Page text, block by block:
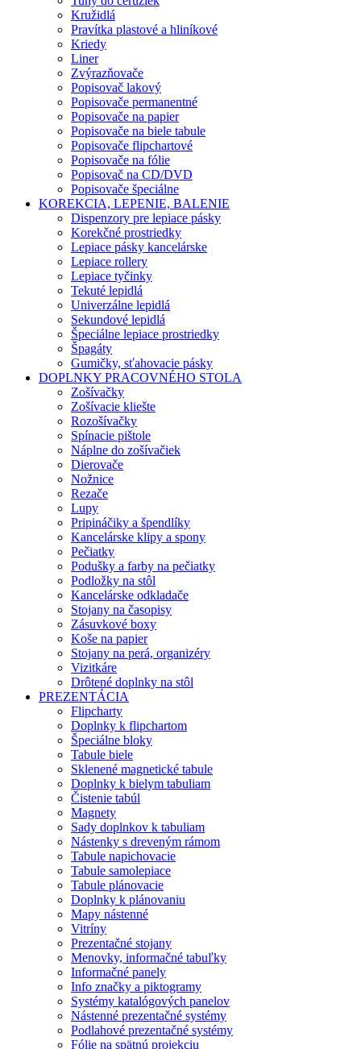
Kružidlá
Pravítka plastové a hliníkové
Kriedy
Liner
Zvýrazňovače
Popisovač lakový
Popisovače permanentné
Popisovače na papier
Popisovače na biele tabule
Popisovače flipchartové
Popisovače na fólie
Popisovač na CD/DVD
Popisovače špeciálne
KOREKCIA, LEPENIE, BALENIE
Dispenzory pre lepiace pásky
Korekčné prostriedky
Lepiace pásky kancelárske
Lepiace rollery
Lepiace tyčinky
Tekuté lepidlá
Univerzálne lepidlá
Sekundové lepidlá
Špeciálne lepiace prostriedky
Špagáty
Gumičky, sťahovacie pásky
DOPLNKY PRACOVNÉHO STOLA
Zošívačky
Zošívacie kliešte
Rozošívačky
Spínacie pištole
Náplne do zošívačiek
Dierovače
Nožnice
Rezače
Lupy
Pripináčiky a špendlíky
Kancelárske klipy a spony
Pečiatky
Podušky a farby na pečiatky
Podložky na stôl
Kancelárske odkladače
Stojany na časopisy
Zásuvkové boxy
Koše na papier
Stojany na perá, organizéry
Vizitkáre
Drôtené doplnky na stôl
PREZENTÁCIA
Flipcharty
Doplnky k flipchartom
Špeciálne bloky
Tabule biele
Sklenené magnetické tabule
Doplnky k bielym tabuliam
Čistenie tabúl
Magnety
Sady doplnkov k tabuliam
Nástenky s dreveným rámom
Tabule napichovacie
Tabule samolepiace
Tabule plánovacie
Doplnky k plánovaniu
Mapy nástenné
Vitríny
Prezentačné stojany
Menovky, informačné tabuľky
Informačné panely
Info značky a piktogramy
Systémy katalógových panelov
Nástenné prezentačné systémy
Podlahové prezentačné systémy
Fólie na spätnú projekciu